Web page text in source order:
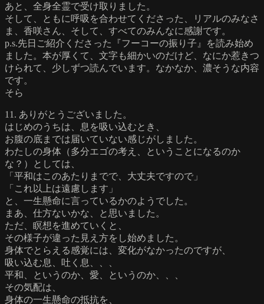
あと、全身全霊で受け取りました。
そして、ともに呼吸を合わせてくださった、リアルのみなさ
ま、香咲さん、そして、すべてのみんなに感謝です。
p.s.先日ご紹介くださった『フーコーの振り子』を読み始め
ました。本が厚くて、文字も細かいのだけど、なにか惹きつ
けられて、少しずつ読んでいます。なかなか、濃そうな内容
です。
そら
11. ありがとうございました。
はじめのうちは、息を吸い込むとき、
お腹の底までは届いていない感じがしました。
わたしの身体（多分エゴの考え、ということになるのか
な？）としては、
「平和はこのあたりまでで、大丈夫ですので」
「これ以上は遠慮します」
と、一生懸命に言っているかのようでした。
まあ、仕方ないかな、と思いました。
ただ、瞑想を進めていくと、
その様子が違った見え方をし始めました。
身体でとらえる感覚には、変化がなかったのですが、
吸い込む息、吐く息、、、
平和、というのか、愛、というのか、、、
その気配は、
身体の一生懸命の抵抗を、